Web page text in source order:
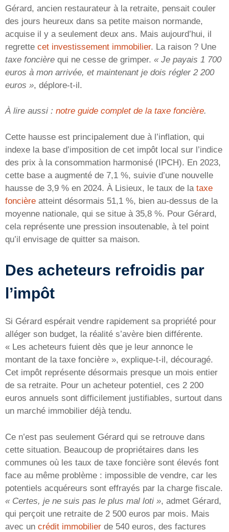
Gérard, ancien restaurateur à la retraite, pensait couler
des jours heureux dans sa petite maison normande,
acquise il y a seulement deux ans. Mais aujourd’hui, il
regrette cet investissement immobilier. La raison ? Une
taxe foncière qui ne cesse de grimper. « Je payais 1 700
euros à mon arrivée, et maintenant je dois régler 2 200
euros », déplore-t-il.
À lire aussi : notre guide complet de la taxe foncière.
Cette hausse est principalement due à l’inflation, qui
indexe la base d’imposition de cet impôt local sur l’indice
des prix à la consommation harmonisé (IPCH). En 2023,
cette base a augmenté de 7,1 %, suivie d’une nouvelle
hausse de 3,9 % en 2024. À Lisieux, le taux de la taxe
foncière atteint désormais 51,1 %, bien au-dessus de la
moyenne nationale, qui se situe à 35,8 %. Pour Gérard,
cela représente une pression insoutenable, à tel point
qu’il envisage de quitter sa maison.
Des acheteurs refroidis par
l’impôt
Si Gérard espérait vendre rapidement sa propriété pour
alléger son budget, la réalité s’avère bien différente.
« Les acheteurs fuient dès que je leur annonce le
montant de la taxe foncière », explique-t-il, découragé.
Cet impôt représente désormais presque un mois entier
de sa retraite. Pour un acheteur potentiel, ces 2 200
euros annuels sont difficilement justifiables, surtout dans
un marché immobilier déjà tendu.
Ce n’est pas seulement Gérard qui se retrouve dans
cette situation. Beaucoup de propriétaires dans les
communes où les taux de taxe foncière sont élevés font
face au même problème : impossible de vendre, car les
potentiels acquéreurs sont effrayés par la charge fiscale.
« Certes, je ne suis pas le plus mal loti », admet Gérard,
qui perçoit une retraite de 2 500 euros par mois. Mais
avec un crédit immobilier de 540 euros, des factures